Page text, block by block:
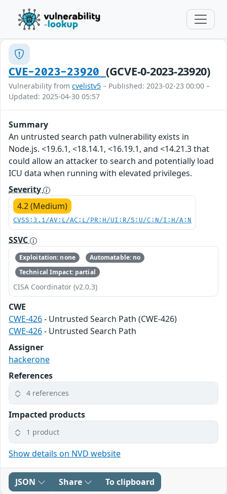
CVE-2023-23920 (GCVE-0-2023-23920)
Vulnerability from cvelistv5 – Published: 2023-02-23 00:00 –
Updated: 2025-04-30 05:57
Summary
An untrusted search path vulnerability exists in
Node.js. <19.6.1, <18.14.1, <16.19.1, and <14.21.3 that
could allow an attacker to search and potentially load
ICU data when running with elevated privileges.
Severity
4.2 (Medium)
CVSS:3.1/AV:L/AC:L/PR:H/UI:R/S:U/C:N/I:H/A:N
SSVC
Exploitation: none
Automatable: no
Technical Impact: partial
CISA Coordinator (v2.0.3)
CWE
CWE-426- Untrusted Search Path (CWE-426)
CWE-426- Untrusted Search Path
Assigner
hackerone
References
4 references
Impacted products
1 product
Show details on NVD website
JSON Share To clipboard